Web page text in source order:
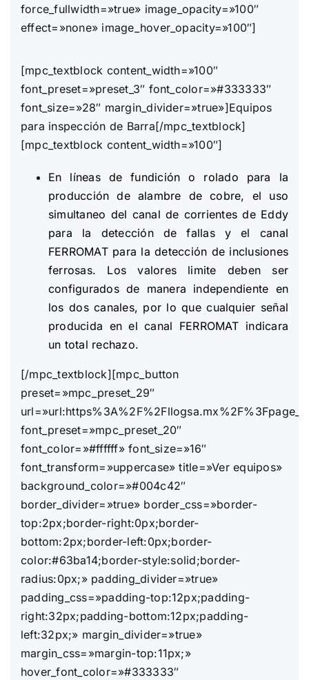
force_fullwidth=»true» image_opacity=»100″
effect=»none» image_hover_opacity=»100″]
[mpc_textblock content_width=»100″
font_preset=»preset_3″ font_color=»#333333″
font_size=»28″ margin_divider=»true»]Equipos
para inspección de Barra[/mpc_textblock]
[mpc_textblock content_width=»100″]
En líneas de fundición o rolado para la
producción de alambre de cobre, el uso
simultaneo del canal de corrientes de Eddy
para la detección de fallas y el canal
FERROMAT para la detección de inclusiones
ferrosas. Los valores limite deben ser
configurados de manera independiente en
los dos canales, por lo que cualquier señal
producida en el canal FERROMAT indicara
un total rechazo.
[/mpc_textblock][mpc_button
preset=»mpc_preset_29″
font_preset=»mpc_preset_20″
font_color=»#ffffff» font_size=»16″
font_transform=»uppercase» title=»Ver equipos»
background_color=»#004c42″
border_divider=»true» border_css=»border-
top:2px;border-right:0px;border-
bottom:2px;border-left:0px;border-
color:#63ba14;border-style:solid;border-
radius:0px;» padding_divider=»true»
padding_css=»padding-top:12px;padding-
right:32px;padding-bottom:12px;padding-
left:32px;» margin_divider=»true»
margin_css=»margin-top:11px;»
hover_font_color=»#333333″